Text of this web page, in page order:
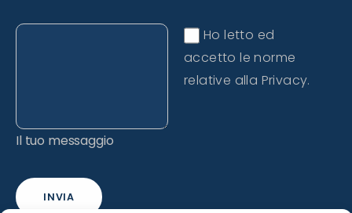
Il tuo messaggio
Ho letto ed
accetto le norme
relative alla Privacy.
INVIA